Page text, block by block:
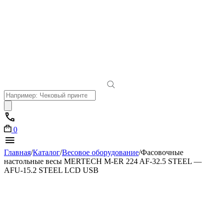
Поиск
товаров
0
Главная/Каталог/Весовое оборудование/Фасовочные
настольные весы MERTECH M-ER 224 AF-32.5 STEEL —
AFU-15.2 STEEL LCD USB